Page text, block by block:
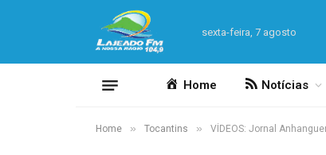
sexta-feira, 7 agosto
Home Notícias
Home » Tocantins » VÍDEOS: Jornal